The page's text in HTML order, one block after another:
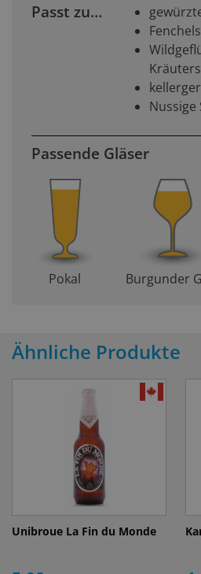
Passt zu…
Nussige
Passende Gläser
Pokal Burgunder
Ähnliche Produkte
Unibroue La Fin du Monde